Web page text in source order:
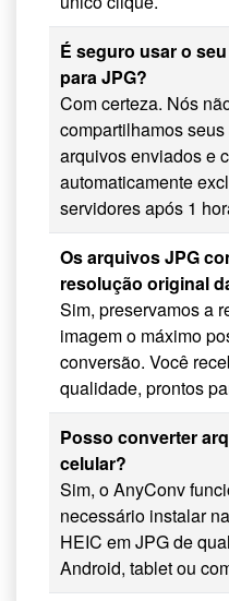
É seguro usar o
para JPG?
Com certeza. Nós
compartilhamos
arquivos enviados e
automaticamente
servidores após 1
Os arquivos JPG
resolução original
Sim, preservamos a
imagem o máximo
conversão. Você
qualidade, prontos
Posso converter
celular?
Sim, o AnyConv
necessário instalar
HEIC em JPG de
Android, tablet ou